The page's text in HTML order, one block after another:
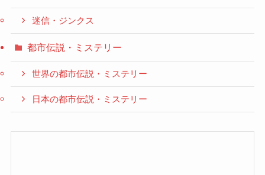
迷信・ジンクス
都市伝説・ミステリー
世界の都市伝説・ミステリー
日本の都市伝説・ミステリー